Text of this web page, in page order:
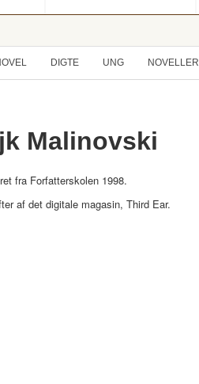
DIGTE UNG NOVELLER
Malinovski
fra Forfatterskolen 1998.
af det digitale magasin, Third Ear.